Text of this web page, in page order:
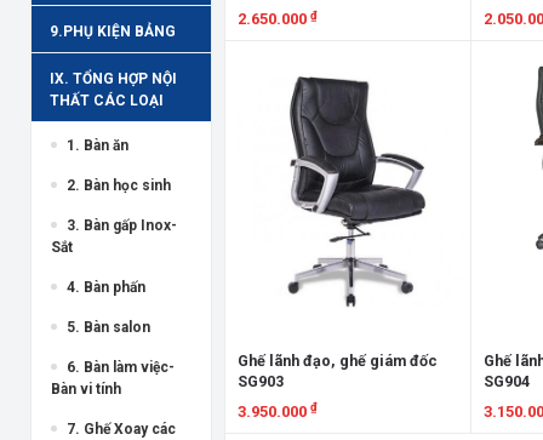
9.PHỤ KIỆN BẢNG
IX. TỔNG HỢP NỘI
THẤT CÁC LOẠI
1. Bàn ăn
2. Bàn học sinh
3. Bàn gấp Inox-
Sắt
4. Bàn phấn
5. Bàn salon
6. Bàn làm việc-
Bàn vi tính
7. Ghế Xoay các
2.650.000 ₫
Ghế lãnh đạo, ghế giám đốc
SG903
3.950.000 ₫
Ghế
SG904